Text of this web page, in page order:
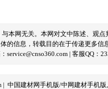
与本网无关。本网对文中陈述、观
的信息，转载目的在于传递更多
| 客服QQ：
| 中国建材网手机版/中网建材手机版